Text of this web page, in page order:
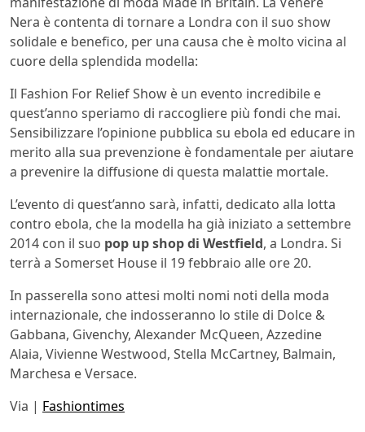
Nera è contenta di tornare a Londra con il suo show
solidale e benefico, per una causa che è molto vicina al
cuore della splendida modella:
Il Fashion For Relief Show è un evento incredibile e
quest’anno speriamo di raccogliere più fondi che mai.
Sensibilizzare l’opinione pubblica su ebola ed educare in
merito alla sua prevenzione è fondamentale per aiutare
a prevenire la diffusione di questa malattie mortale.
L’evento di quest’anno sarà, infatti, dedicato alla lotta
contro ebola, che la modella ha già iniziato a settembre
2014 con il suo pop up shop di Westfield, a Londra. Si
terrà a Somerset House il 19 febbraio alle ore 20.
In passerella sono attesi molti nomi noti della moda
internazionale, che indosseranno lo stile di Dolce &
Gabbana, Givenchy, Alexander McQueen, Azzedine
Alaia, Vivienne Westwood, Stella McCartney, Balmain,
Marchesa e Versace.
Via | Fashiontimes